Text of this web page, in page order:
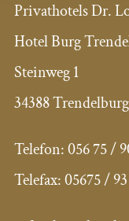
Privathotels Dr.
Hotel Burg
Steinweg 1
34388 Trendelburg
Telefon:056 75 /
Telefax:05675 /